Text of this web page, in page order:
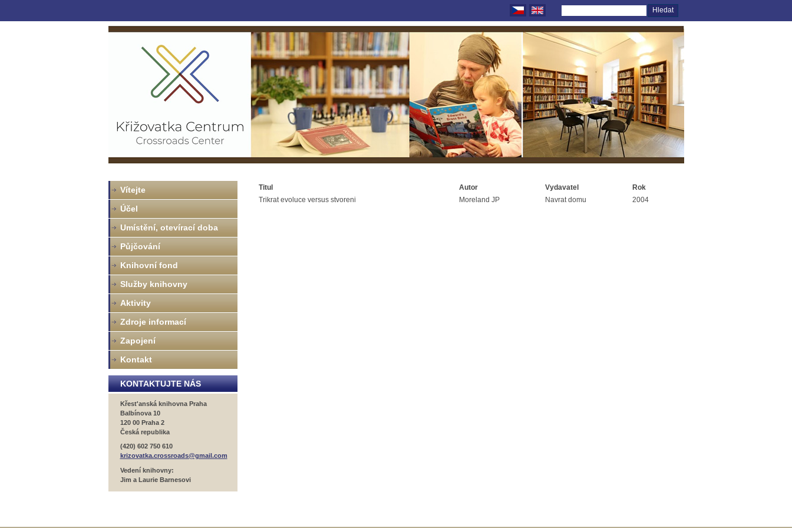
Titul Autor Vydavatel
Rok
Trikrat evoluce versus stvoreni
Moreland JP Navrat domu 2004
Vítejte
Účel
Umístění, otevírací doba
Půjčování
Knihovní fond
Služby knihovny
Aktivity
Zdroje informací
Zapojení
Kontakt
KONTAKTUJTE NÁS
Křest'anská knihovna Praha
Balbínova 10
120 00 Praha 2
Česká republika
(420) 602 750 610
krizovatka.crossroads@gmail.com
Vedení knihovny:
Jim a Laurie Barnesovi